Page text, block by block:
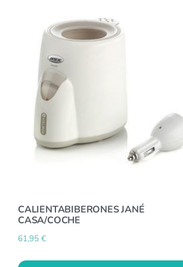
CALIENTABIBERONES JANÉ
CASA/COCHE
61,95 €